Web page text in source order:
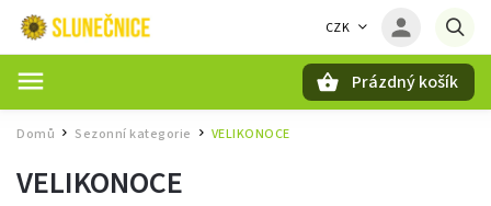
CZK
Prázdný košík
Domů / Sezonní kategorie VELIKONOCE
VELIKONOCE